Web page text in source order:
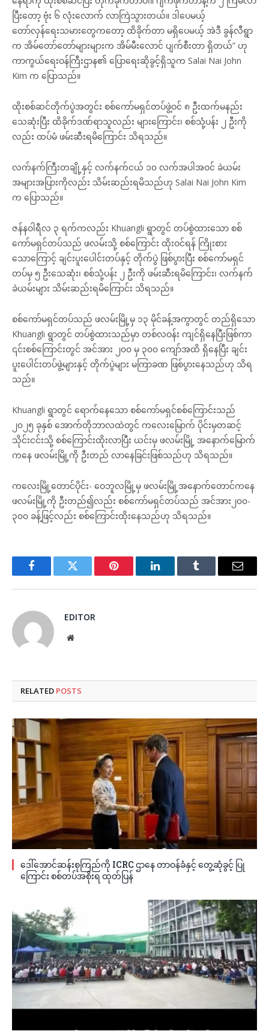
ပြီးတော့ ဗုံး ၆ လုံးလောက် လာကြဲသွားတယ်။ ဒါပေမယ့်
တော်လှန်ရေးသမားတွေကတော့ ထိခိုက်တာ မရှိပေမယ့် အဲဒီ ခွန်လီရွာ
က အိမ်တော်တော်များများက အိမ်မီးလောင် ပျက်စီးတာ ရှိတယ်” ဟု
ကာကွယ်ရေးဝန်ကြီးဌာန၏ ပြောရေးဆိုခွင့်ရှိသူက Salai Nai John
Kim က ပြောသည်။
ထိုးစစ်ဆင်တိုက်ပွဲအတွင်း စစ်ကော်မရှင်တပ်ဖွဲ့ဝင် ၈ ဦးထက်မနည်း
သေဆုံးပြီး ထိခိုက်ဒဏ်ရာသူလည်း များကြောင်း၊ စစ်သုံ့ပန်း ၂ ဦးကို
လည်း ထပ်မံ ဖမ်းဆီးရမိကြောင်း သိရသည်။
လက်နက်ကြီးတချို့နှင့် လက်နက်ငယ် ၁၀ လက်အပါအဝင် ခဲယမ်း
အများအပြားကိုလည်း သိမ်းဆည်းရမိသည်ဟု Salai Nai John Kim
က ပြောသည်။
ဇန်နဝါရီလ ၃ ရက်ကလည်း Khuangli ရွာတွင် တပ်စွဲထားသော စစ်
ကော်မရှင်တပ်သည် ဖလမ်းသို့ စစ်ကြောင်း ထိုးဝင်ရန် ကြိုးစား
သောကြောင့် ချင်းပူးပေါင်းတပ်နှင့် တိုက်ပွဲ ဖြစ်ပွားပြီး စစ်ကော်မရှင်
တပ်မှ ၅ ဦးသေဆုံး၊ စစ်သုံ့ပန်း ၂ ဦးကို ဖမ်းဆီးရမိကြောင်း၊ လက်နက်
ခဲယမ်းများ သိမ်းဆည်းရမိကြောင်း သိရသည်။
စစ်ကော်မရှင်တပ်သည် ဖလမ်းမြို့မှ ၁၃ မိုင်ခန့်အကွာတွင် တည်ရှိသော
Khuangli ရွာတွင် တပ်စွဲထားသည်မှာ တစ်လဝန်း ကျင်ရှိနေပြီးဖြစ်ကာ
၎င်းစစ်ကြောင်းတွင် အင်အား ၂၀၀ မှ ၃၀၀ ကျော်အထိ ရှိနေပြီး ချင်း
ပူးပေါင်းတပ်ဖွဲ့များနှင့် တိုက်ပွဲများ မကြာခဏ ဖြစ်ပွားနေသည်ဟု သိရ
သည်။
Khuangli ရွာတွင် ရောက်နေသော စစ်ကော်မရှင်စစ်ကြောင်းသည်
၂၀၂၅ ခုနှစ် အောက်တိုဘာလထဲတွင် ကလေးမြောက် ပိုင်းမှတဆင့်
သိုင်းငင်းသို့ စစ်ကြောင်းထိုးလာပြီး ယင်းမှ ဖလမ်းမြို့ အနောက်မြောက်
ကနေ ဖလမ်းမြို့ကို ဦးတည် လာနေခြင်းဖြစ်သည်ဟု သိရသည်။
ကလေးမြို့တောင်ပိုင်း- ဝေဘူလမြို့မှ ဖလမ်းမြို့အနောက်တောင်ကနေ
ဖလမ်းမြို့ကို ဦးတည်၍လည်း စစ်ကော်မရှင်တပ်သည် အင်အား၂၀၀-
၃၀၀ ခန့်ဖြင့်လည်း စစ်ကြောင်းထိုးနေသည်ဟု သိရသည်။
FacebookTwitter Pinterest LinkedInTumblr Email
EDITOR
Website
RELATED POSTS
ဒေါ်အောင်ဆန်းစုကြည်ကို ICRC ဌာနေ တာဝန်ခံနှင့် တွေ့ဆုံခွင့် ပြု
ကြောင်း စစ်တပ်အစိုးရ ထုတ်ပြန်